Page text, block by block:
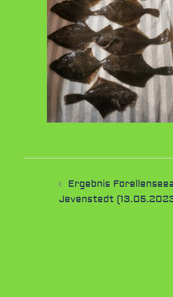
Ergebnis
Jevenstedt